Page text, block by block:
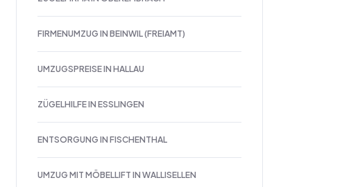
FIRMENUMZUG IN BEINWIL (FREIAMT)
UMZUGSPREISE IN HALLAU
ZÜGELHILFE IN ESSLINGEN
ENTSORGUNG IN FISCHENTHAL
UMZUG MIT MÖBELLIFT IN WALLISELLEN